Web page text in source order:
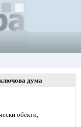
дума
обекти,